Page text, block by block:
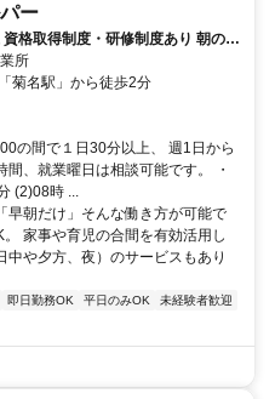
ー
格取得制度・研修制度あり 朝の空
所
菊名駅」から徒歩2分
の間で１日30分以上、 週1日から
、就業曜日は相談可能です。 ・
(2)08時 ...
早朝だけ」そんな働き方が可能で
家事や育児の合間を有効活用し
や夕方、夜）のサービスもあり
即日勤務OK 平日のみOK
未経験者歓迎